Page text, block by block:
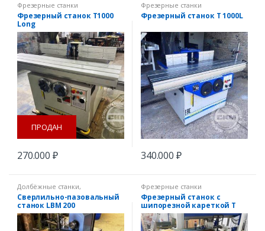
Фрезерные станки
Фрезерный станок T1000
Long
ПРОДАН
270.000 ₽
Фрезерные станки
Фрезерный станок T 1000L
340.000 ₽
Долбёжные станки,
Сверлильные станки
Сверлильно-пазовальный
станок LBM 200
Фрезерные станки
Фрезерный станок с
шипорезной кареткой T
1000S